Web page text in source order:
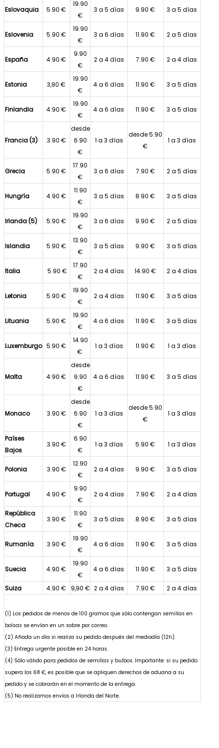
Eslovaquia 5.90 €
19.90
€
3 a 5 días 9.90 € 3 a 5 días
Eslovenia 5.90 €
19.90
€
3 a 6 días 11.90 € 2 a 5 días
España 4.90 €
9.90
€
2 a 4 días 7.90 € 2 a 4 días
Estonia 3,90 €
19.90
€
4 a 6 días 11.90 € 3 a 5 días
Finlandia 4.90 €
19.90
€
4 a 6 días 11.90 € 3 a 5 días
Francia (3) 3.90 €
desde
6.90
€
1 a 3 días
desde 5.90
€
1 a 3 días
Grecia 5.90 €
17.90
€
3 a 6 días 7.90 € 2 a 5 días
Hungría 4.90 €
11.90
€
3 a 5 días 8.90 € 3 a 5 días
Irlanda (5) 5.90 €
19.90
€
3 a 6 días 9.90 € 2 a 5 días
Islandia 5.90 €
13.90
€
3 a 5 días 9.90 € 3 a 5 días
Italia 5.90 €
17.90
€
2 a 4 días 14.90 € 2 a 4 días
Letonia 5.90 €
19.90
€
2 a 4 días 11.90 € 3 a 5 días
Lituania 5.90 €
19.90
€
4 a 6 días 11.90 € 3 a 5 días
Luxemburgo 5.90 €
14.90
€
1 a 3 días 11.90 € 1 a 3 días
Malta 4.90 €
desde
9.90
€
4 a 6 días 11.90 € 3 a 5 días
Monaco 3.90 €
desde
6.90
€
1 a 3 días
desde 5.90
€
1 a 3 días
Países
Bajos
3.90 €
6.90
€
1 a 3 días 5.90 € 1 a 3 días
Polonia 3.90 €
12.90
€
2 a 4 días 9.90 € 3 a 5 días
Portugal 4.90 €
9.90
€
2 a 4 días 7.90 € 2 a 4 días
República
Checa
3.90 €
11.90
€
3 a 5 días 8.90 € 3 a 5 días
Rumanía 3.90 €
19.90
€
4 a 6 días 11.90 € 3 a 5 días
Suecia 4.90 €
19.90
€
4 a 6 días 11.90 € 3 a 5 días
Suiza 4.90 € 9,90 € 2 a 4 días 7.90 € 2 a 4 días
(1) Los pedidos de menos de 100 gramos que sólo contengan semillas en
bolsas se envían en un sobre por correo.
(2) Añada un día si realiza su pedido después del mediodía (12h).
(3) Entrega urgente posible en 24 horas.
(4) Sólo válido para pedidos de semillas y bulbos. Importante: si su pedido
supera los 68 €, es posible que se apliquen derechos de aduana a su
pedido y se cobrarán en el momento de la entrega.
(5) No realizamos envíos a Irlanda del Norte.